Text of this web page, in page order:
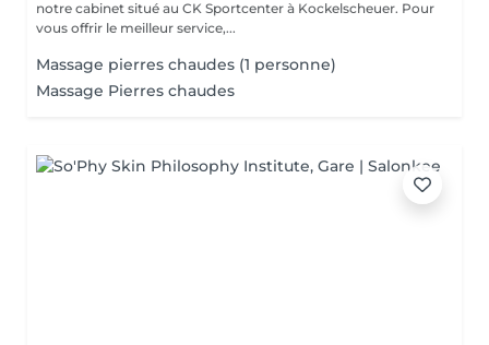
notre cabinet situé au CK Sportcenter à Kockelscheuer. Pour
vous offrir le meilleur service,...
Massage pierres chaudes (1 personne)
Massage Pierres chaudes